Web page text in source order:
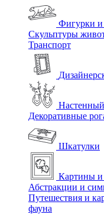
Фигурки и
Скульптуры
Транспорт
Декоративные
Шкатулки
Картины и
Абстракции и
Путешествия и
фауна